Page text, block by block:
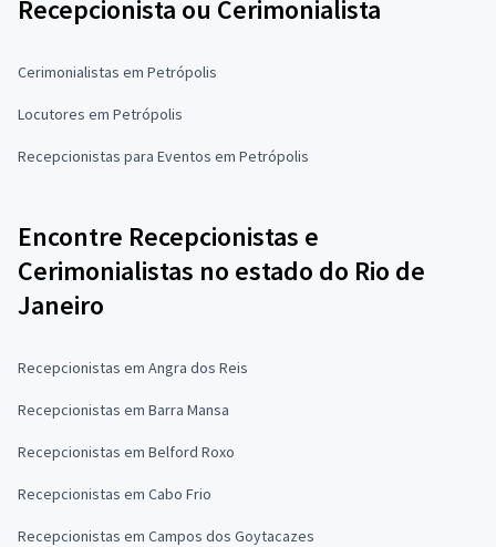
Recepcionista ou Cerimonialista
Cerimonialistas em Petrópolis
Locutores em Petrópolis
Recepcionistas para Eventos em Petrópolis
Encontre Recepcionistas e
Cerimonialistas no estado do Rio de
Janeiro
Recepcionistas em Angra dos Reis
Recepcionistas em Barra Mansa
Recepcionistas em Belford Roxo
Recepcionistas em Cabo Frio
Recepcionistas em Campos dos Goytacazes